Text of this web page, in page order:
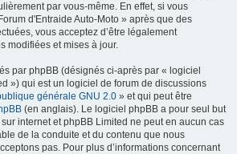
par vous-même. En effet, si vous
d'Entraide Auto-Moto » après que des
vous acceptez d’être légalement
modifiées et mises à jour.
par phpBB (désignés ci-après par « logiciel
») qui est un logiciel de forum de discussions
générale GNU 2.0 » et qui peut être
(en anglais). Le logiciel phpBB a pour seul but
internet et phpBB Limited ne peut en aucun cas
de la conduite et du contenu que nous
pas. Pour plus d’informations concernant